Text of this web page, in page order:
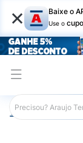
× Baixe o
Use o
Araujo